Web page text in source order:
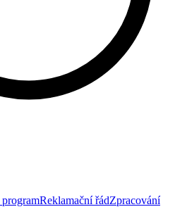
Reklamační řádZpracování